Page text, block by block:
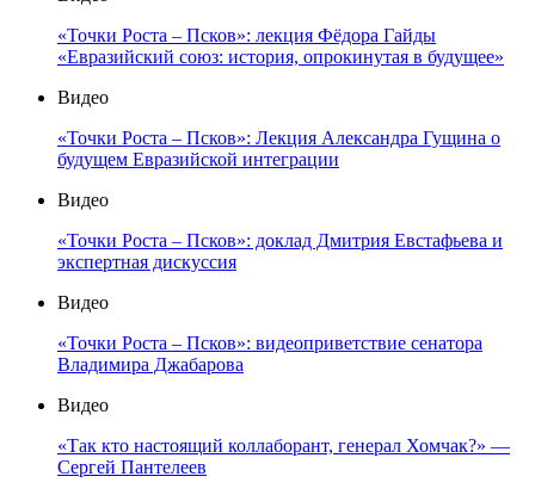
«Точки Роста – Псков»: лекция Фёдора Гайды
«Евразийский союз: история, опрокинутая в будущее»
Видео
«Точки Роста – Псков»: Лекция Александра Гущина о
будущем Евразийской интеграции
Видео
«Точки Роста – Псков»: доклад Дмитрия Евстафьева и
экспертная дискуссия
Видео
«Точки Роста – Псков»: видеоприветствие сенатора
Владимира Джабарова
Видео
«Так кто настоящий коллаборант, генерал Хомчак?» —
Сергей Пантелеев